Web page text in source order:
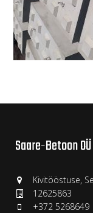
Saare-Betoon OÜ
Kivitööstuse,
12625863
+372 5268649